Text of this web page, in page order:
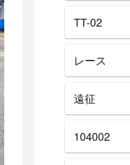
TT-02
レース
遠征
104002